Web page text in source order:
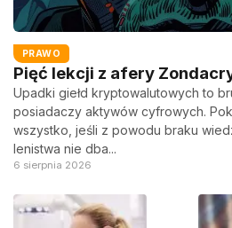
PRAWO
Pięć lekcji z afery
Upadki giełd kryptowalutowych to
posiadaczy aktywów cyfrowych.
wszystko, jeśli z powodu braku
lenistwa nie dba...
6 sierpnia 2026